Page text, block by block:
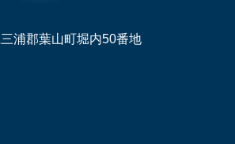
浦郡葉山町堀内50番地